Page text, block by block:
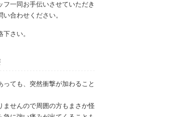
一同お手伝いさせていただき
合わせください。
さい。
ても、突然衝撃が加わること
ませんので周囲の方もまさか怪